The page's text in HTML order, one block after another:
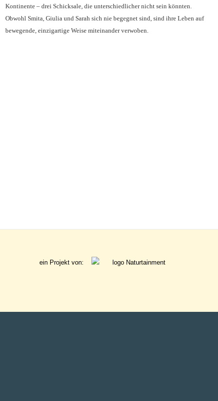
Kontinente – drei Schicksale, die unterschiedlicher nicht sein könnten.
Obwohl Smita, Giulia und Sarah sich nie begegnet sind, sind ihre Leben auf
bewegende, einzigartige Weise miteinander verwoben.
ein Projekt von: